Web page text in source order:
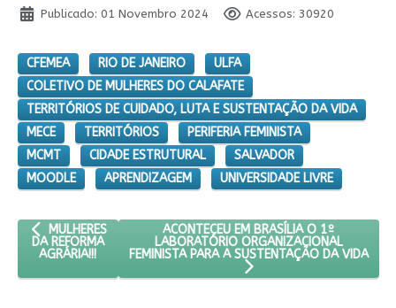
Publicado: 01 Novembro 2024
Acessos: 30920
CFEMEA RIO DE JANEIRO
ULFA
COLETIVO DE MULHERES DO CALAFATE
TERRITÓRIOS DE CUIDADO, LUTA E SUSTENTAÇÃO DA VIDA
MECE
TERRITÓRIOS
PERIFERIA FEMINISTA
MCMT
CIDADE ESTRUTURAL
SALVADOR
MOODLE
APRENDIZAGEM UNIVERSIDADE LIVRE
ARTIGO ANTERIOR: MULHERES DA REFORMA AGRÁRIA!!!
MULHERES
DA REFORMA
AGRÁRIA!!!
PRÓXIMO ARTIGO: ACONTECEU EM
ACONTECEU EM BRASÍLIA O 1º
LABORATÓRIO ORGANIZACIONAL
FEMINISTA PARA A SUSTENTAÇÃO DA VIDA